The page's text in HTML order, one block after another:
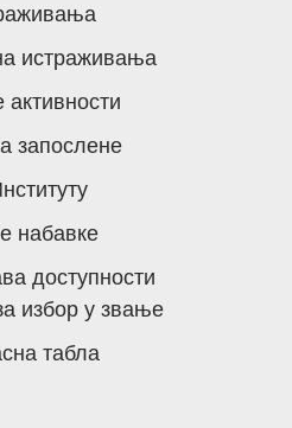
истраживања
активности
запослене
набавке
доступности
избор у звање
табла